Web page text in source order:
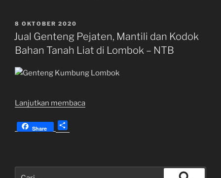
DIPOSKAN
PADA
8 OKTOBER 2020
Jual Genteng Pejaten, Mantili dan Kodok
Bahan Tanah Liat di Lombok – NTB
Lanjutkan membaca“Jual
Share
h
e